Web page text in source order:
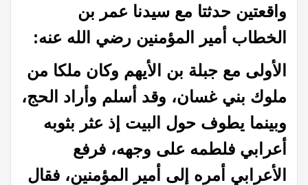
واقعتين حدثتا مع سيدنا عمر بن
الخطاب أمير المؤمنين رضي الله عنه:
الأولى مع جبلة بن الأيهم وكان ملكا من
ملوك بني غسان، وقد أسلم وأراد الحج،
وبينما يطوف حول البيت إذ عثر بثوبه
أعرابي فلطمه على وجهه، فرفع
الأعرابي أمره إلى أمير المؤمنين، فقال